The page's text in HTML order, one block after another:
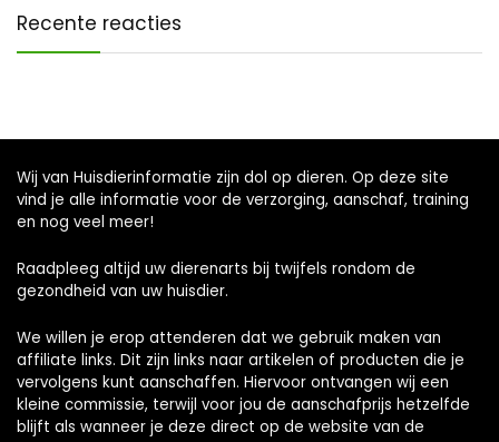
Recente reacties
Wij van Huisdierinformatie zijn dol op dieren. Op deze site
vind je alle informatie voor de verzorging, aanschaf, training
en nog veel meer!
Raadpleeg altijd uw dierenarts bij twijfels rondom de
gezondheid van uw huisdier.
We willen je erop attenderen dat we gebruik maken van
affiliate links. Dit zijn links naar artikelen of producten die je
vervolgens kunt aanschaffen. Hiervoor ontvangen wij een
kleine commissie, terwijl voor jou de aanschafprijs hetzelfde
blijft als wanneer je deze direct op de website van de